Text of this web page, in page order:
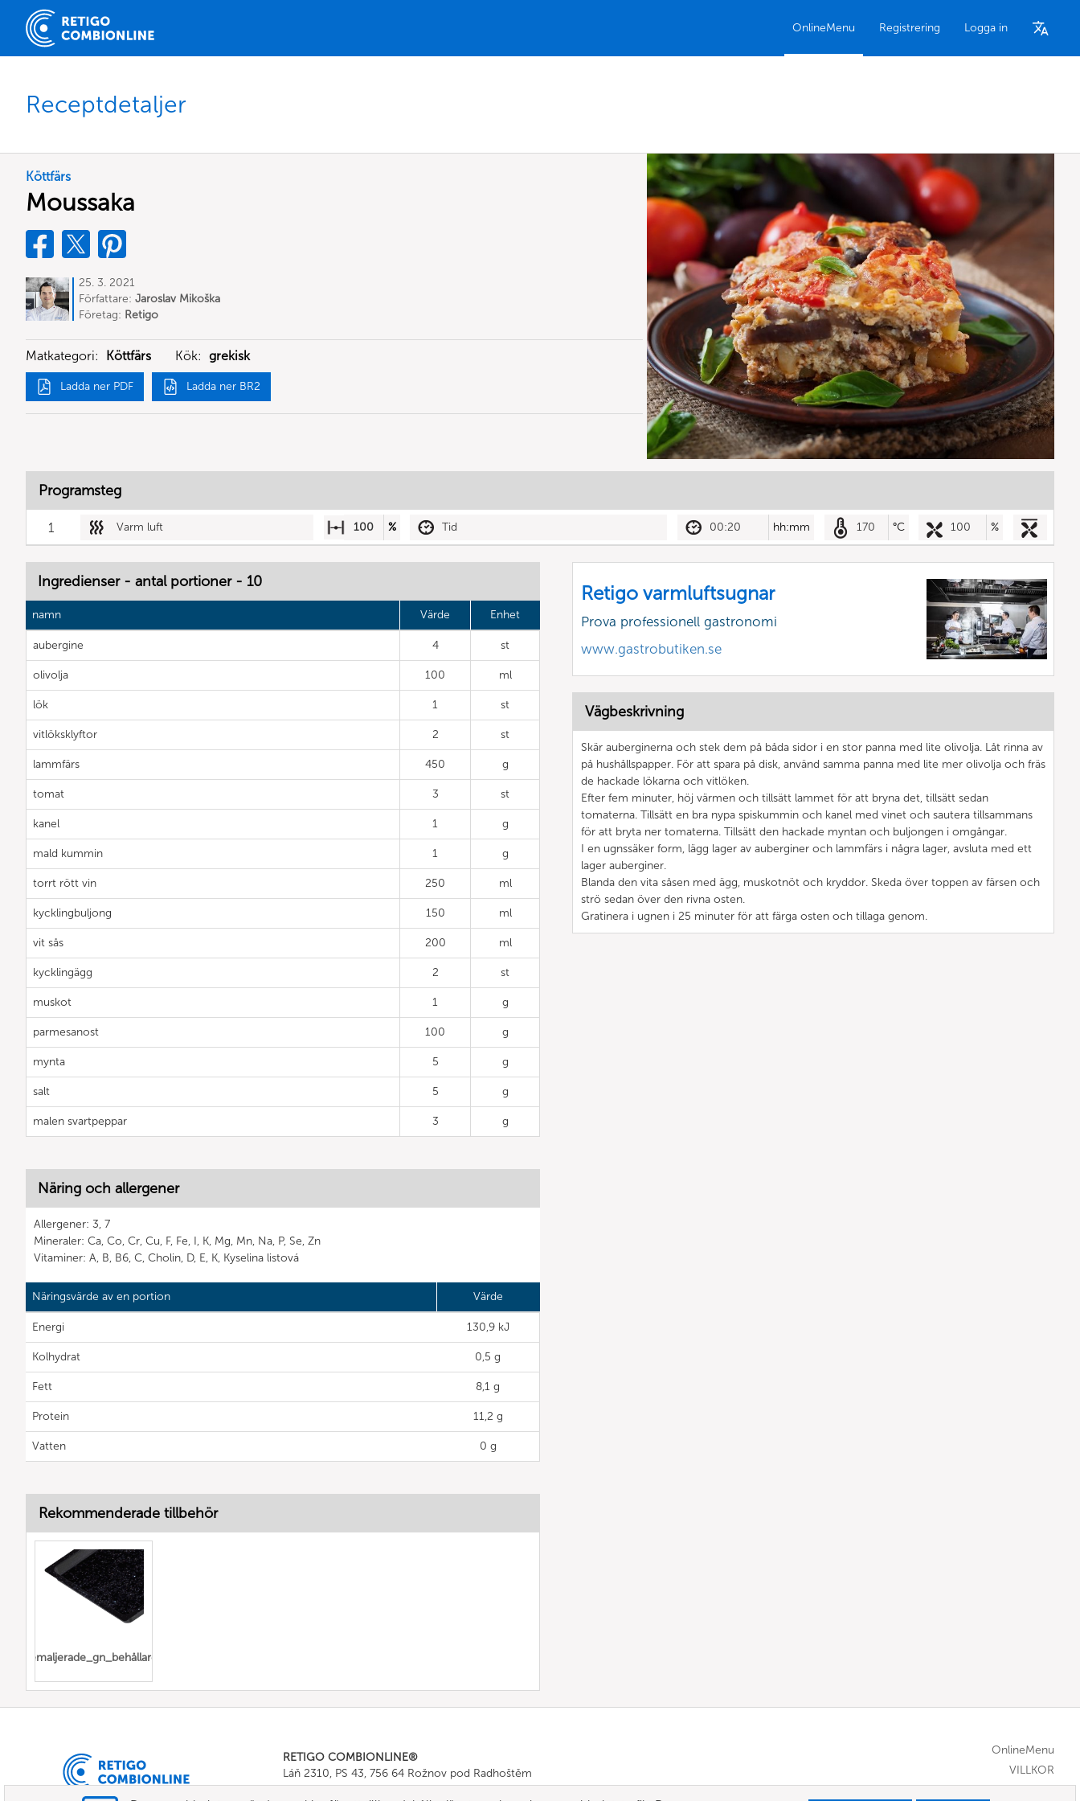
OnlineMenu Registrering Logga in
Receptdetaljer
Köttfärs
Moussaka
25. 3. 2021
Författare: Jaroslav Mikoška
Företag: Retigo
Matkategori: Köttfärs Kök: grekisk
Ladda ner PDF Ladda ner BR2
Programsteg
1 Varm luft 100 % Tid 00:20 hh:mm 170 °C 100 %
Ingredienser - antal portioner - 10
namn Värde Enhet
aubergine 4 st
olivolja 100 ml
lök 1 st
vitlöksklyftor 2 st
lammfärs 450 g
tomat 3 st
kanel 1 g
mald kummin 1 g
torrt rött vin 250 ml
kycklingbuljong 150 ml
vit sås 200 ml
kycklingägg 2 st
muskot 1 g
parmesanost 100 g
mynta 5 g
salt 5 g
malen svartpeppar 3 g
Näring och allergener
Allergener: 3, 7
Mineraler: Ca, Co, Cr, Cu, F, Fe, I, K, Mg, Mn, Na, P, Se, Zn
Vitaminer: A, B, B6, C, Cholin, D, E, K, Kyselina listová
Näringsvärde av en portion Värde
Energi 130,9 kJ
Kolhydrat 0,5 g
Fett 8,1 g
Protein 11,2 g
Vatten 0 g
Retigo varmluftsugnar
Prova professionell gastronomi
www.gastrobutiken.se
Vägbeskrivning
Skär auberginerna och stek dem på båda sidor i en stor panna med lite olivolja. Låt rinna av
på hushållspapper. För att spara på disk, använd samma panna med lite mer olivolja och fräs
de hackade lökarna och vitlöken.
Efter fem minuter, höj värmen och tillsätt lammet för att bryna det, tillsätt sedan
tomaterna. Tillsätt en bra nypa spiskummin och kanel med vinet och sautera tillsammans
för att bryta ner tomaterna. Tillsätt den hackade myntan och buljongen i omgångar.
I en ugnssäker form, lägg lager av auberginer och lammfärs i några lager, avsluta med ett
lager auberginer.
Blanda den vita såsen med ägg, muskotnöt och kryddor. Skeda över toppen av färsen och
strö sedan över den rivna osten.
Gratinera i ugnen i 25 minuter för att färga osten och tillaga genom.
Rekommenderade tillbehör
emaljerade_gn_behållare
RETIGO COMBIONLINE®
Láň 2310, PS 43, 756 64 Rožnov pod Radhoštěm
Tel.:+420 571 665 511, Fax: +420 571 665 554
OnlineMenu
VILLKOR